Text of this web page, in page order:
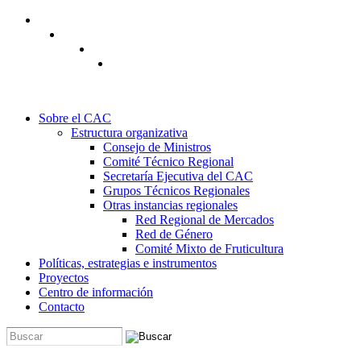
Pasar al contenido principal
Sobre el CAC
Estructura organizativa
Consejo de Ministros
Comité Técnico Regional
Secretaría Ejecutiva del CAC
Grupos Técnicos Regionales
Otras instancias regionales
Red Regional de Mercados
Red de Género
Comité Mixto de Fruticultura
Políticas, estrategias e instrumentos
Proyectos
Centro de información
Contacto
Buscar